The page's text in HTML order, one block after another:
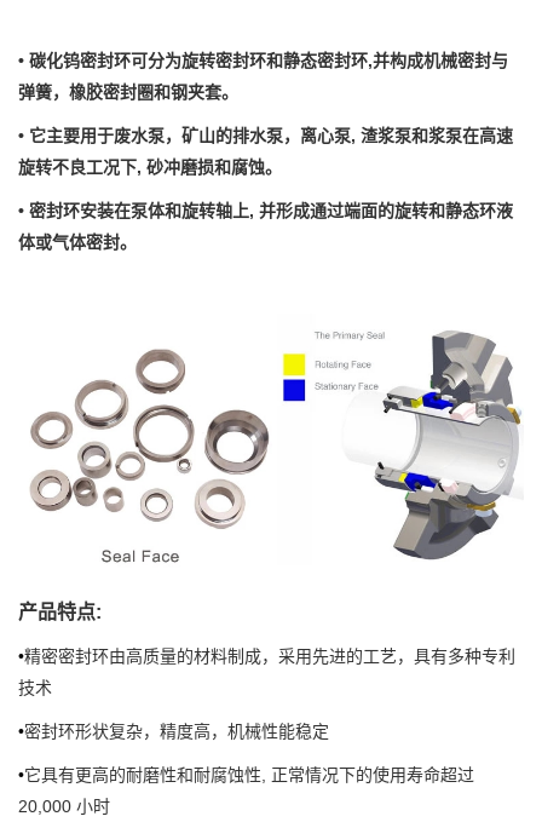
• 碳化钨密封环可分为旋转密封环和静态密封环,并构成机械密封与
弹簧，橡胶密封圈和钢夹套。
• 它主要用于废水泵，矿山的排水泵，离心泵, 渣浆泵和浆泵在高速
旋转不良工况下, 砂冲磨损和腐蚀。
• 密封环安装在泵体和旋转轴上, 并形成通过端面的旋转和静态环液
体或气体密封。
产品特点:
•精密密封环由高质量的材料制成，采用先进的工艺，具有多种专利
技术
•密封环形状复杂，精度高，机械性能稳定
•它具有更高的耐磨性和耐腐蚀性, 正常情况下的使用寿命超过
20,000 小时